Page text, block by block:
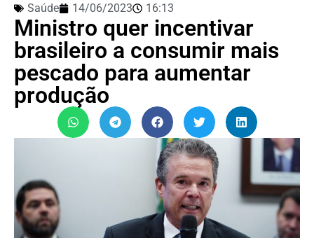
Saúde 14/06/2023 16:13
Ministro quer incentivar
brasileiro a consumir mais
pescado para aumentar
produção